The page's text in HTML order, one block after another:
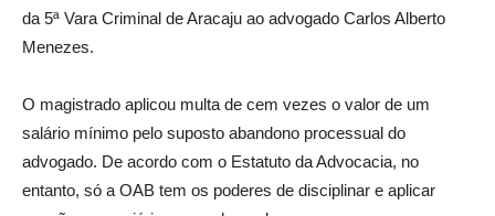
da 5ª Vara Criminal de Aracaju ao advogado Carlos Alberto
Menezes.
O magistrado aplicou multa de cem vezes o valor de um
salário mínimo pelo suposto abandono processual do
advogado. De acordo com o Estatuto da Advocacia, no
entanto, só a OAB tem os poderes de disciplinar e aplicar